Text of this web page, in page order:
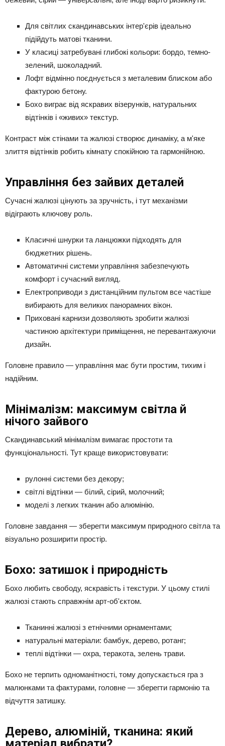
Для світлих скандинавських інтер'єрів ідеально
підійдуть матові тканини.
У класиці затребувані глибокі кольори: бордо, темно-
зелений, шоколадний.
Лофт відмінно поєднується з металевим блиском або
фактурою бетону.
Бохо виграє від яскравих візерунків, натуральних
відтінків і «живих» текстур.
Контраст між стінами та жалюзі створює динаміку, а м'яке
злиття відтінків робить кімнату спокійною та гармонійною.
Управління без зайвих деталей
Сучасні жалюзі цінують за зручність, і тут механізми
відіграють ключову роль.
Класичні шнурки та ланцюжки підходять для
бюджетних рішень.
Автоматичні системи управління забезпечують
комфорт і сучасний вигляд.
Електроприводи з дистанційним пультом все частіше
вибирають для великих панорамних вікон.
Приховані карнизи дозволяють зробити жалюзі
частиною архітектури приміщення, не перевантажуючи
дизайн.
Головне правило — управління має бути простим, тихим і
надійним.
Мінімалізм: максимум світла й
нічого зайвого
Скандинавський мінімалізм вимагає простоти та
функціональності. Тут краще використовувати:
рулонні системи без декору;
світлі відтінки — білий, сірий, молочний;
моделі з легких тканин або алюмінію.
Головне завдання — зберегти максимум природного світла та
візуально розширити простір.
Бохо: затишок і природність
Бохо любить свободу, яскравість і текстури. У цьому стилі
жалюзі стають справжнім арт-об'єктом.
Тканинні жалюзі з етнічними орнаментами;
натуральні матеріали: бамбук, дерево, ротанг;
теплі відтінки — охра, теракота, зелень трави.
Бохо не терпить одноманітності, тому допускається гра з
малюнками та фактурами, головне — зберегти гармонію та
відчуття затишку.
Дерево, алюміній, тканина: який